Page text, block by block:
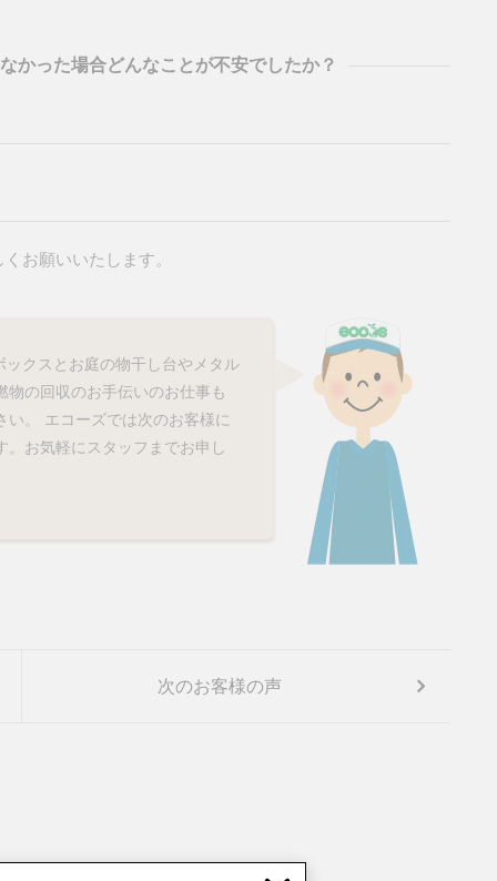
かった場合どんなことが不安でしたか？
お願いいたします。
クスとお庭の物干し台やメタル
の回収のお手伝いのお仕事も
い。 エコーズでは次のお客様に
お気軽にスタッフまでお申し
次のお客様の声